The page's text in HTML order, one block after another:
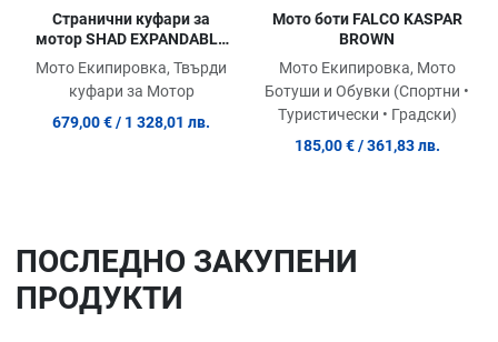
Странични куфари за
мотор SHAD EXPANDABLE
Мото Екипировка, Твърди
куфари за Мотор
679,00 €/ 1 328,01 лв.
Мото боти FALCO KASPAR
BROWN
Мото Екипировка, Мото
Ботуши и Обувки (Спортни •
Туристически • Градски)
185,00 € / 361,83 лв.
ПОСЛЕДНO ЗАКУПЕНИ
ПРОДУКТИ